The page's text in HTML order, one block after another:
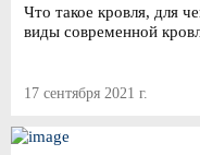
Что такое кровля, для
виды современной
17 сентября 2021 г.